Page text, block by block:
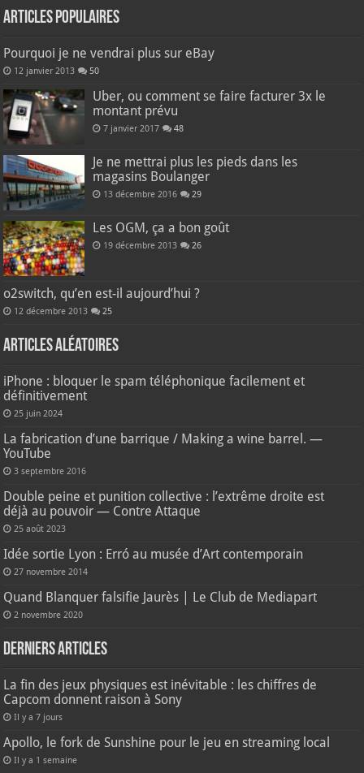
Articles populaires
Pourquoi je ne vendrai plus sur eBay
12 janvier 2013 50
Uber, ou comment se faire facturer 3x le
montant prévu
7 janvier 2017 48
Je ne mettrai plus les pieds dans les
magasins Boulanger
13 décembre 2016 29
Les OGM, ça a bon goût
19 décembre 2013 26
o2switch, qu’en est-il aujourd’hui ?
12 décembre 2013 25
Articles aléatoires
iPhone : bloquer le spam téléphonique facilement et
définitivement
25 juin 2024
La fabrication d’une barrique / Making a wine barrel. —
YouTube
3 septembre 2016
Double peine et punition collective : l’extrême droite est
déjà au pouvoir — Contre Attaque
25 août 2023
Idée sortie Lyon : Erró au musée d’Art contemporain
27 novembre 2014
Quand Blanquer falsifie Jaurès | Le Club de Mediapart
2 novembre 2020
Derniers articles
La fin des jeux physiques est inévitable : les chiffres de
Capcom donnent raison à Sony
Il y a 7 jours
Apollo, le fork de Sunshine pour le jeu en streaming local
Il y a 1 semaine